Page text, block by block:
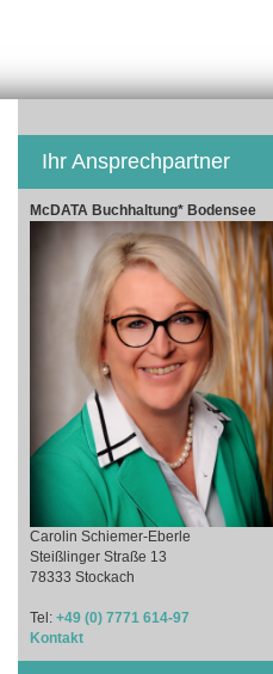
Ihr Ansprechpartner
McDATA Buchhaltung* Bodensee
Carolin Schiemer-Eberle
Steißlinger Straße 13
78333 Stockach
Tel: +49 (0) 7771 614-97
Kontakt